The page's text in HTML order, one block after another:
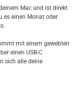
Mac und ist direkt
es einen Monat oder
mit einem gewebten
einen USB-C
sich alle deine